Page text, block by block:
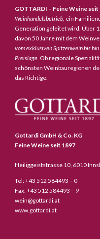
GOTTARDI – Feine Weine seit
Weinhandelsbetrieb, ein
Generation geleitet wird. Über
davon 50 Jahre mit dem
vom exklusiven Spitzenwein bis
Preislage. Ob regionale
schönsten Weinbauregionen
das Richtige.
Gottardi GmbH & Co. KG
Feine Weine seit 1897
Heiliggeiststrasse 10, 6010
Tel: +43 512 584493 – 0
Fax: +43 512 584493 – 9
wein@gottardi.at
www.gottardi.at